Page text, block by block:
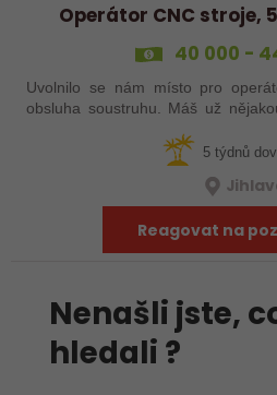
Operátor CNC stroje,
40 000 -
Uvolnilo se nám místo pro
obsluha soustruhu. Máš už nějakou zkušenost s CNC stroji,
pošli životopis. Rádi…
5 týdnů
Reagovat na
Nenašli jste,
hledali ?